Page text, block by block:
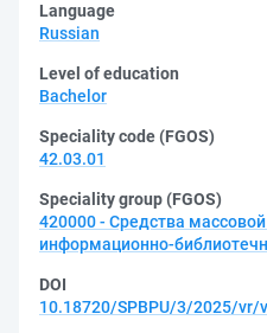
Language
Russian
Level of education
Bachelor
Speciality code (FGOS)
42.03.01
Speciality group (FGOS)
420000 - Средства
информационно-
DOI
10.18720/SPBPU/3/2025/vr/